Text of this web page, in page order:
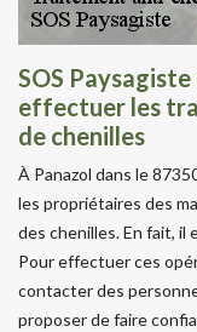
SOS
effectuer les
de chenilles
À Panazol dans le
les propriétaires des
des chenilles. En fait, il
Pour effectuer ces
contacter des
proposer de faire